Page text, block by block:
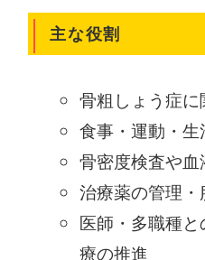
主な役割
骨粗しょう症
食事・運動・生
骨密度検査や血
治療薬の管理・
医師・多職種
療の推進